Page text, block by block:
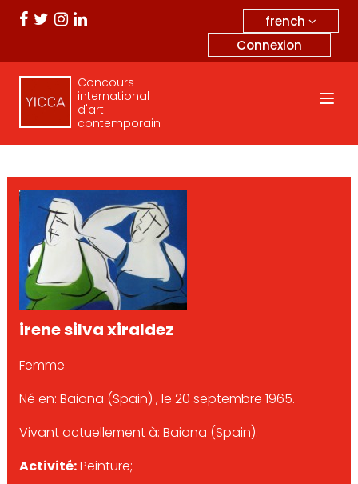
french
Connexion
Concours
international
d'art
contemporain
irene silva xiraldez
Femme
Né en: Baiona (Spain) , le 20 septembre 1965.
Vivant actuellement à: Baiona (Spain).
Activité:Peinture;